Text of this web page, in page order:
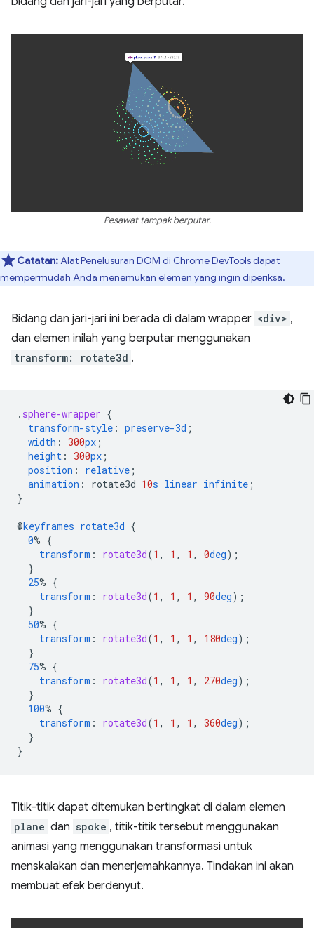
Pesawat tampak berputar.
Catatan: Alat Penelusuran DOM di Chrome DevTools dapat
mempermudah Anda menemukan elemen yang ingin diperiksa.
Bidang dan jari-jari ini berada di dalam wrapper <div> ,
dan elemen inilah yang berputar menggunakan
transform: rotate3d .
. sphere-wrapper {
transform-style : preserve-3d ;
width : 300px ;
height : 300px ;
position : relative ;
animation : rotate3d 10s linear infinite ;
}
@keyframes rotate3d {
0% {
transform : rotate3d(1 , 1 , 1 , 0deg);
}
25% {
transform : rotate3d(1 , 1 , 1 , 90deg);
}
50% {
transform : rotate3d(1 , 1 , 1 , 180deg);
}
75% {
transform : rotate3d(1 , 1 , 1 , 270deg);
}
100% {
transform : rotate3d(1 , 1 , 1 , 360deg);
}
}
Titik-titik dapat ditemukan bertingkat di dalam elemen
plane dan spoke , titik-titik tersebut menggunakan
animasi yang menggunakan transformasi untuk
menskalakan dan menerjemahkannya. Tindakan ini akan
membuat efek berdenyut.